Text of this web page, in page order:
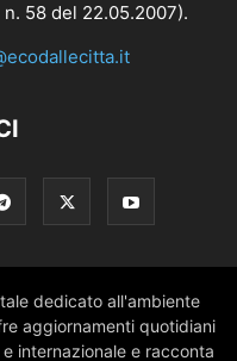
58 del 22.05.2007).
dedicato all'ambiente
aggiornamenti quotidiani
internazionale e racconta